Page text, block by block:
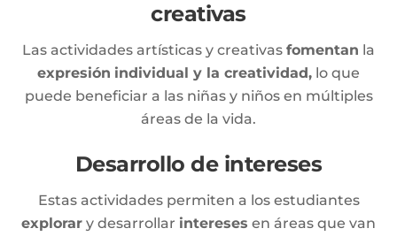
creativas
Las actividades artísticas y creativas fomentan la
expresión individual y la creatividad, lo que
puede beneficiar a las niñas y niños en múltiples
áreas de la vida.
Desarrollo de intereses
Estas actividades permiten a los estudiantes
explorar y desarrollar intereses en áreas que van